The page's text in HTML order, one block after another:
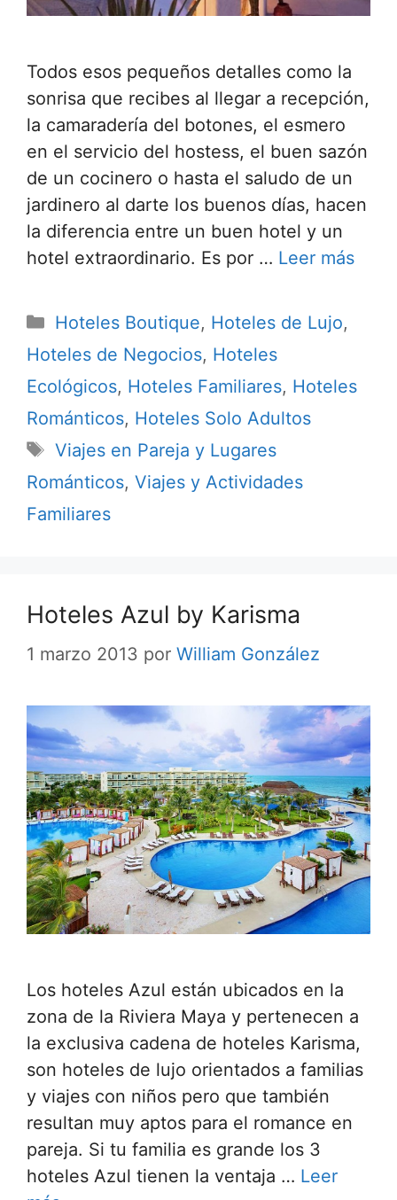
Todos esos pequeños detalles como la
sonrisa que recibes al llegar a recepción,
la camaradería del botones, el esmero
en el servicio del hostess, el buen sazón
de un cocinero o hasta el saludo de un
jardinero al darte los buenos días, hacen
la diferencia entre un buen hotel y un
hotel extraordinario. Es por … Leer más
Categorías
Hoteles Boutique, Hoteles de Lujo,
Hoteles de Negocios, Hoteles
Ecológicos, Hoteles Familiares, Hoteles
Románticos, Hoteles Solo Adultos
Etiquetas
Viajes en Pareja y Lugares
Románticos, Viajes y Actividades
Familiares
Hoteles Azul by Karisma
1 marzo 2013 por William González
Los hoteles Azul están ubicados en la
zona de la Riviera Maya y pertenecen a
la exclusiva cadena de hoteles Karisma,
son hoteles de lujo orientados a familias
y viajes con niños pero que también
resultan muy aptos para el romance en
pareja. Si tu familia es grande los 3
hoteles Azul tienen la ventaja … Leer